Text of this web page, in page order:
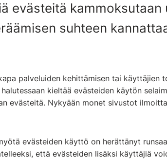
evästeitä kammoksutaan
suhteen
palveluiden kehittämisen tai käyttäjien
kieltää evästeiden käytön
evästeitä. Nykyään monet sivustot
evästeiden käyttö on herättänyt
että evästeiden lisäksi käyttäjiä